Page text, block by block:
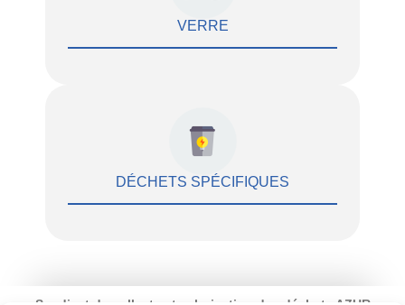
VERRE
DÉCHETS SPÉCIFIQUES